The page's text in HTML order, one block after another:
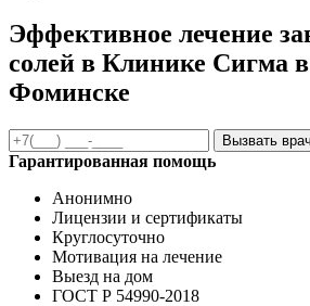
Эффективное лечение
солей в Клинике Сигма
Фоминске
Вызвать
Гарантированная помощь
Анонимно
Лицензии и сертификаты
Круглосуточно
Мотивация на лечение
Выезд на дом
ГОСТ Р 54990-2018